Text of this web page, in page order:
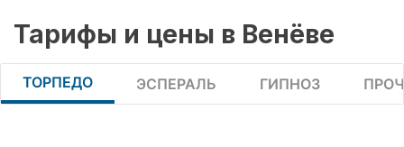
Тарифы и цены в Венёве
ТОРПЕДО ЭСПЕРАЛЬ ГИПНОЗ